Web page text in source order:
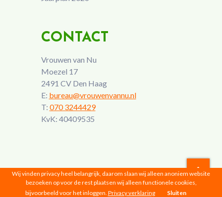
CONTACT
Vrouwen van Nu
Moezel 17
2491 CV Den Haag
E: bureau@vrouwenvannu.nl
T: 070 3244429
KvK: 40409535
Vrouwen van Nu © 2026 |Privacyverklaring
Wij vinden privacy heel belangrijk, daarom slaan wij alleen anoniem website
bezoeken op voor de rest plaatsen wij alleen functionele cookies,
bijvoorbeeld voor het inloggen. Privacy verklaring Sluiten